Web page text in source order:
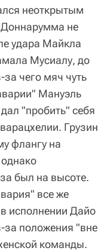
неоткрытым
не
удара Майкла
Мусиалу, до
за чего мяч чуть
Мануэль
"пробить" себя
Грузин
флангу на
был на высоте.
все же
исполнении Дайо
положения "вне
команды.